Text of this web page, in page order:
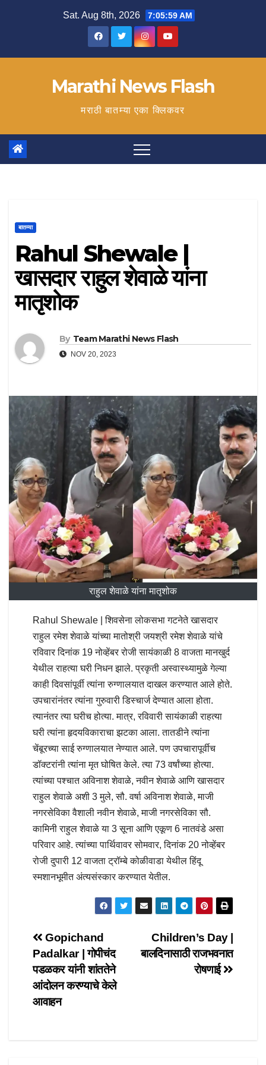
Sat. Aug 8th, 2026 7:06:00 AM
Marathi News Flash
मराठी बातम्या एका क्लिकवर
बातम्या
Rahul Shewale |
खासदार राहुल शेवाळे यांना
मातृशोक
By Team Marathi News Flash
NOV 20, 2023
राहुल शेवाळे यांना मातृशोक
Rahul Shewale | शिवसेना लोकसभा गटनेते खासदार
राहुल रमेश शेवाळे यांच्या मातोश्री जयश्री रमेश शेवाळे यांचे
रविवार दिनांक 19 नोव्हेंबर रोजी सायंकाळी 8 वाजता मानखुर्द
येथील राहत्या घरी निधन झाले. प्रकृती अस्वास्थ्यामुळे गेल्या
काही दिवसांपूर्वी त्यांना रुग्णालयात दाखल करण्यात आले होते.
उपचारांनंतर त्यांना गुरुवारी डिस्चार्ज देण्यात आला होता.
त्यानंतर त्या घरीच होत्या. मात्र, रविवारी सायंकाळी राहत्या
घरी त्यांना हृदयविकाराचा झटका आला. तातडीने त्यांना
चेंबूरच्या साई रुग्णालयात नेण्यात आले. पण उपचारापूर्वीच
डॉक्टरांनी त्यांना मृत घोषित केले. त्या 73 वर्षांच्या होत्या.
त्यांच्या पश्चात अविनाश शेवाळे, नवीन शेवाळे आणि खासदार
राहुल शेवाळे अशी 3 मुले, सौ. वर्षा अविनाश शेवाळे, माजी
नगरसेविका वैशाली नवीन शेवाळे, माजी नगरसेविका सौ.
कामिनी राहुल शेवाळे या 3 सूना आणि एकूण 6 नातवंडे असा
परिवार आहे. त्यांच्या पार्थिवावर सोमवार, दिनांक 20 नोव्हेंबर
रोजी दुपारी 12 वाजता ट्रॉम्बे कोळीवाडा येथील हिंदू
स्मशानभूमीत अंत्यसंस्कार करण्यात येतील.
Post
navigation
Children’s Day |
बालदिनासाठी राजभवनात
रोषणाई
Gopichand
Padalkar | गोपीचंद
पडळकर यांनी शांततेने
आंदोलन करण्याचे केले
आवाहन